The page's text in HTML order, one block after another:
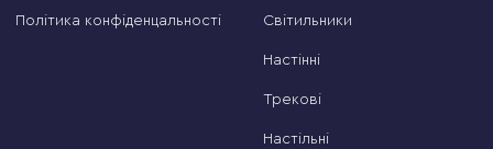
Політика конфіденцальності Світильники
Настінні
Трекові
Настільні